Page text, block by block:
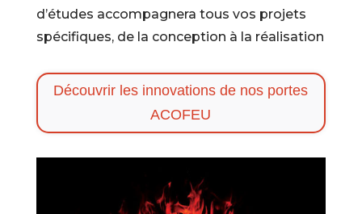
d’études accompagnera tous vos projets
spécifiques, de la conception à la réalisation
Découvrir les innovations de nos portes
ACOFEU